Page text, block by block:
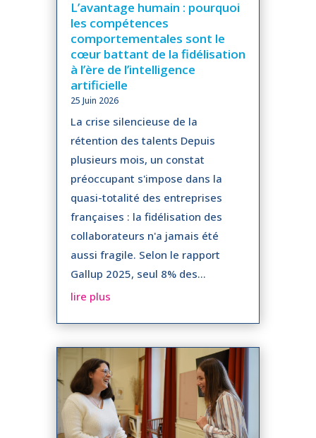
L’avantage humain : pourquoi
les compétences
comportementales sont le
cœur battant de la fidélisation
à l’ère de l’intelligence
artificielle
25 Juin 2026
La crise silencieuse de la
rétention des talents Depuis
plusieurs mois, un constat
préoccupant s'impose dans la
quasi-totalité des entreprises
françaises : la fidélisation des
collaborateurs n'a jamais été
aussi fragile. Selon le rapport
Gallup 2025, seul 8% des...
lire plus